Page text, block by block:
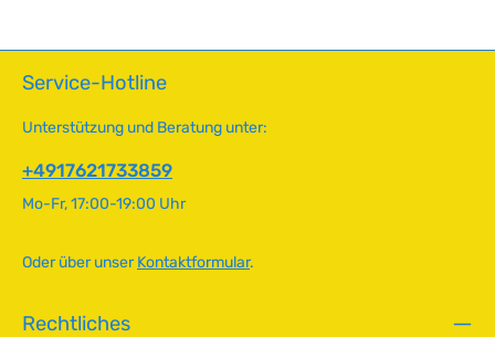
Service-Hotline
Unterstützung und Beratung unter:
+4917621733859
Mo-Fr, 17:00-19:00 Uhr
Oder über unserKontaktformular.
Rechtliches